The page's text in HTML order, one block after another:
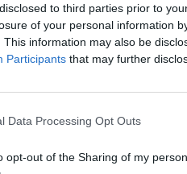
to third parties prior to
of your personal information
This information may also be
Participants that may further
Data Processing Opt Outs
opt-out of the Sharing of my
τοξικά προϊόντα της
με το νερό θα
τέλεια το δέρμα
ΔΙΑΦΗΜΙΣΗ